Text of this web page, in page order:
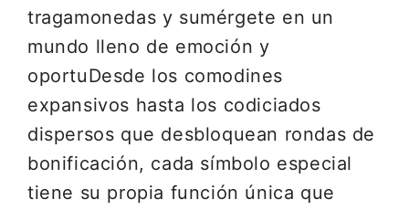
tragamonedas y sumérgete en un
mundo lleno de emoción y
oportuDesde los comodines
expansivos hasta los codiciados
dispersos que desbloquean rondas de
bonificación, cada símbolo especial
tiene su propia función única que